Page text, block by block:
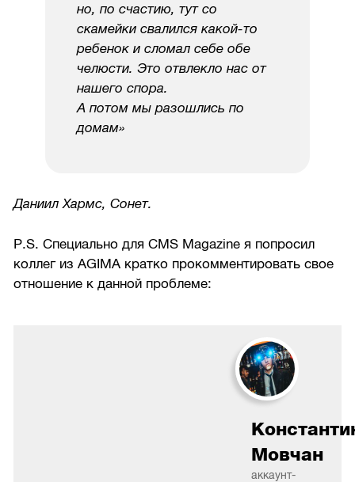
но, по счастию, тут со
скамейки свалился какой-то
ребенок и сломал себе обе
челюсти. Это отвлекло нас от
нашего спора.
А потом мы разошлись по
домам»
Даниил Хармс, Сонет.
P.S. Специально для CMS Magazine я попросил
коллег из AGIMA кратко прокомментировать свое
отношение к данной проблеме:
Мовчан
аккаунт-